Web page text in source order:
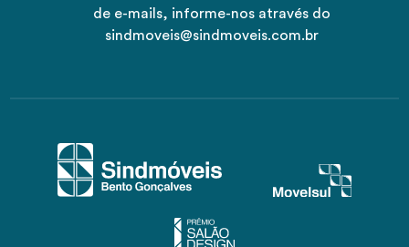
de e-mails, informe-nos através do
sindmoveis@sindmoveis.com.br